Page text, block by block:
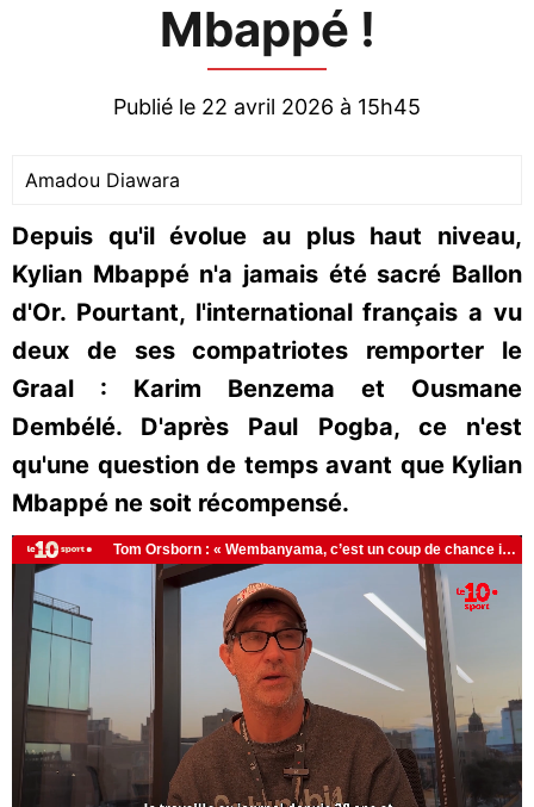
Mbappé !
Publié le 22 avril 2026 à 15h45
Amadou Diawara
Depuis qu'il évolue au plus haut niveau,
Kylian Mbappé n'a jamais été sacré Ballon
d'Or. Pourtant, l'international français a vu
deux de ses compatriotes remporter le
Graal : Karim Benzema et Ousmane
Dembélé. D'après Paul Pogba, ce n'est
qu'une question de temps avant que Kylian
Mbappé ne soit récompensé.